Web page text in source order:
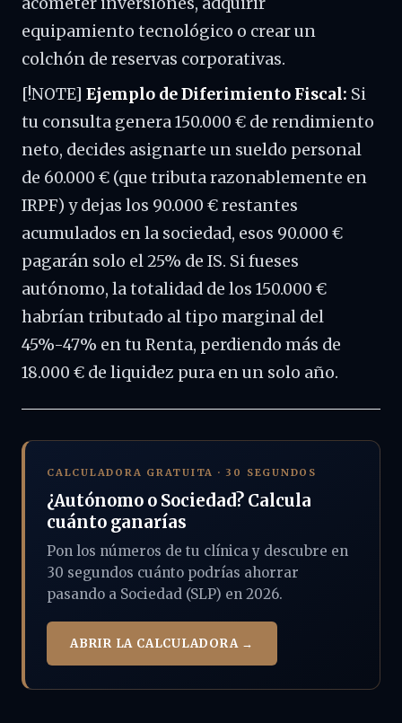
equipamiento tecnológico o crear un
colchón de reservas corporativas.
[!NOTE] Ejemplo de Diferimiento Fiscal: Si
tu consulta genera 150.000 € de rendimiento
neto, decides asignarte un sueldo personal
de 60.000 € (que tributa razonablemente en
IRPF) y dejas los 90.000 € restantes
acumulados en la sociedad, esos 90.000 €
pagarán solo el 25% de IS. Si fueses
autónomo, la totalidad de los 150.000 €
habrían tributado al tipo marginal del
45%-47% en tu Renta, perdiendo más de
18.000 € de liquidez pura en un solo año.
CALCULADORA GRATUITA · 30 SEGUNDOS
¿Autónomo o Sociedad? Calcula
cuánto ganarías
Pon los números de tu clínica y descubre en
30 segundos cuánto podrías ahorrar
pasando a Sociedad (SLP) en 2026.
ABRIR LA CALCULADORA →